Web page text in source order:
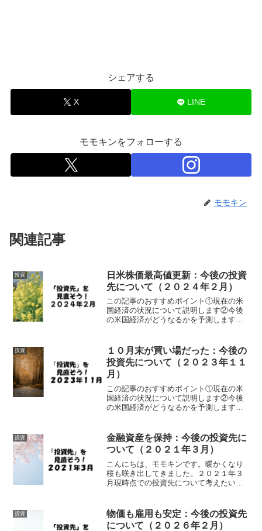
シェアする
X LINE
モモキンをフォローする
モモキン
関連記事
投資
日米株価最高値更新：今後の投資
先について（２０２４年２月）
この記事のおすすめポイント①現在の米
国経済の状況について説明します②今後
の米国経済がどうなるかを予測します③
月経ちました。新年の気分も抜けて今年
の目標に向けていろいろ...
投資
１０月末が買い場だった：今後の
投資先について（２０２３年１１
月）
この記事のおすすめポイント①現在の米
国経済の状況について説明します②今後
の米国経済がどうなるかを予測します③
ました。車の窓も凍るようになり段々と
寒くなってきました。今年...
投資
金融資産を保持：今後の投資先に
ついて（２０２１年３月）
こんにちは、モモキンです。暖かくなり
桜も咲き出してきました。２０２１年３
月現時点での投資先について考えたいと
ます。投資先について前回（２０２１年1
月）の考えはこちらにな...
投資
物価も雇用も安定：今後の投資先
について（２０２６年２月）